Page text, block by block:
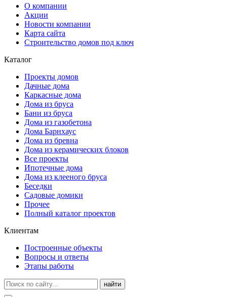
О компании
Акции
Новости компании
Карта сайта
Строительство домов под ключ
Каталог
Проекты домов
Дачные дома
Каркасные дома
Дома из бруса
Бани из бруса
Дома из газобетона
Дома Барнхаус
Дома из бревна
Дома из керамических блоков
Все проекты
Ипотечные дома
Дома из клееного бруса
Беседки
Садовые домики
Прочее
Полный каталог проектов
Клиентам
Построенные объекты
Вопросы и ответы
Этапы работы
найти